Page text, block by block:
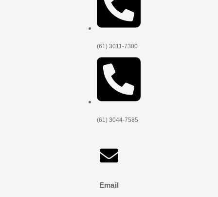
(61) 3011-7300
(61) 3044-7585
Email